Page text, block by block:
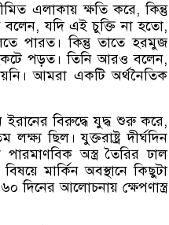
এলাকায় ক্ষতি করে,কিন্তু
বলেন,যদি এই চুক্তি না হতো,
পারত। কিন্তু তাতে হরমুজ
পড়ত। তিনি আরও বলেন,
আমরা একটি অর্থনৈতিক
ইরানের বিরুদ্ধে যুদ্ধ শুরু করে,
ছিল। যুক্তরাষ্ট্র দীর্ঘদিন
পারমাণবিক অস্ত্র তৈরির ঢাল
মার্কিন অবস্থানে কিছুটা
দিনের আলোচনায় ক্ষেপণাস্ত্র